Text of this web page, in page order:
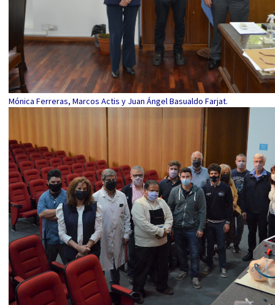
Mónica Ferreras, Marcos Actis y Juan Ángel Basualdo Farjat.